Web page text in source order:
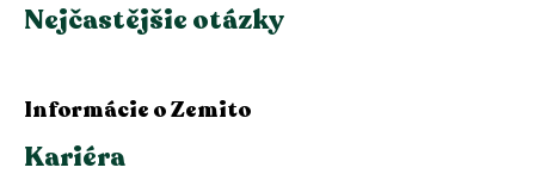
Nejčastějšie otázky
Informácie o Zemito
Kariéra